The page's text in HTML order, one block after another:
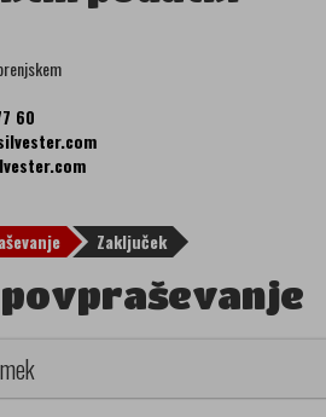
60
Zaključek
povpraševanje